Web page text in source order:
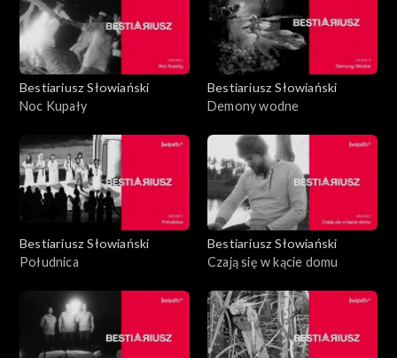
Bestiariusz Słowiański
Noc Kupały
Bestiariusz Słowiański
Demony wodne
Bestiariusz Słowiański
Południca
Bestiariusz Słowiański
Czają się w kącie domu